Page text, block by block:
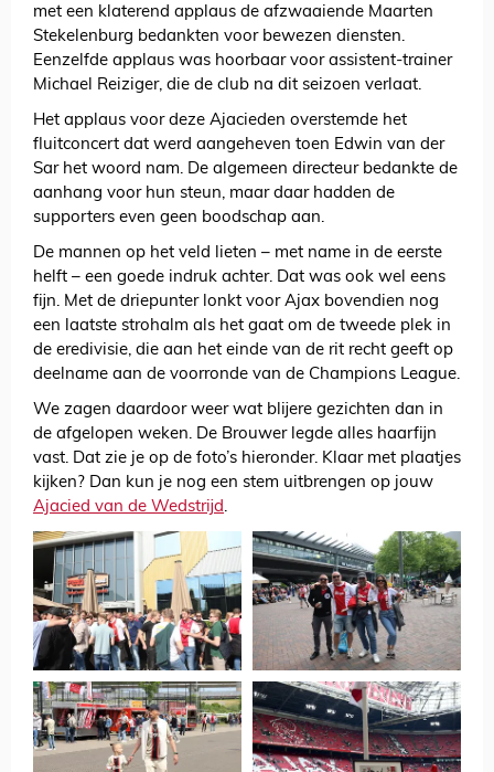
met een klaterend applaus de afzwaaiende Maarten
Stekelenburg bedankten voor bewezen diensten.
Eenzelfde applaus was hoorbaar voor assistent-trainer
Michael Reiziger, die de club na dit seizoen verlaat.
Het applaus voor deze Ajacieden overstemde het
fluitconcert dat werd aangeheven toen Edwin van der
Sar het woord nam. De algemeen directeur bedankte de
aanhang voor hun steun, maar daar hadden de
supporters even geen boodschap aan.
De mannen op het veld lieten – met name in de eerste
helft – een goede indruk achter. Dat was ook wel eens
fijn. Met de driepunter lonkt voor Ajax bovendien nog
een laatste strohalm als het gaat om de tweede plek in
de eredivisie, die aan het einde van de rit recht geeft op
deelname aan de voorronde van de Champions League.
We zagen daardoor weer wat blijere gezichten dan in
de afgelopen weken. De Brouwer legde alles haarfijn
vast. Dat zie je op de foto’s hieronder. Klaar met plaatjes
kijken? Dan kun je nog een stem uitbrengen op jouw
Ajacied van de Wedstrijd.